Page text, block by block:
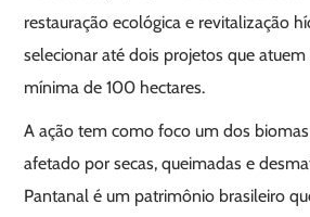
restauração ecológica e revitalização
selecionar até dois projetos que
mínima de 100 hectares.
A ação tem como foco um dos
afetado por secas, queimadas e
Pantanal é um patrimônio brasileiro